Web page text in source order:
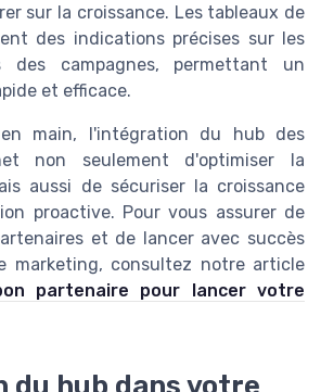
sur la croissance. Les tableaux de
des indications précises sur les
des campagnes, permettant un
et efficace.
main, l'intégration du hub des
non seulement d'optimiser la
aussi de sécuriser la croissance
proactive. Pour vous assurer de
et de lancer avec succès
marketing, consultez notre article
partenaire pour lancer votre